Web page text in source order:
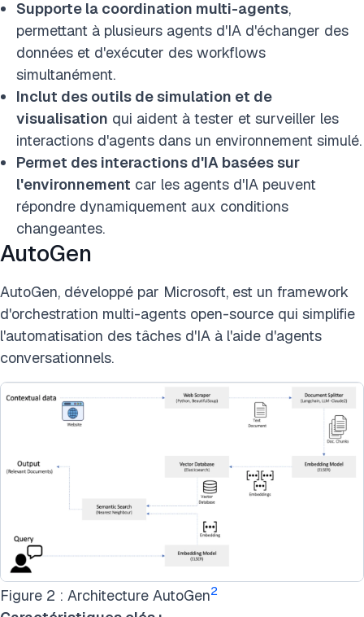
Supporte la coordination multi-agents,
permettant à plusieurs agents d'IA d'échanger des
données et d'exécuter des workflows
simultanément.
Inclut des outils de simulation et de
visualisation qui aident à tester et surveiller les
interactions d'agents dans un environnement simulé.
Permet des interactions d'IA basées sur
l'environnement car les agents d'IA peuvent
répondre dynamiquement aux conditions
changeantes.
AutoGen
AutoGen, développé par Microsoft, est un framework
d'orchestration multi-agents open-source qui simplifie
l'automatisation des tâches d'IA à l'aide d'agents
conversationnels.
Figure 2 : Architecture AutoGen2